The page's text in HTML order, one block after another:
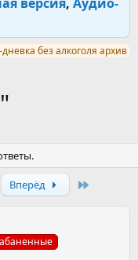
дневка без алкоголя архив
Вперёд